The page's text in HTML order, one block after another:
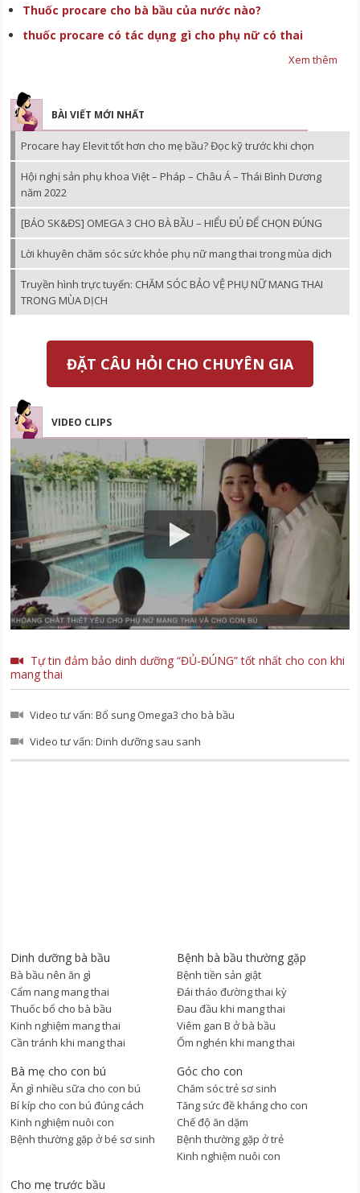
Thuốc procare cho bà bầu của nước nào?
thuốc procare có tác dụng gì cho phụ nữ có thai
Xem thêm
BÀI VIẾT MỚI NHẤT
Procare hay Elevit tốt hơn cho mẹ bầu? Đọc kỹ trước khi chọn
Hội nghị sản phụ khoa Việt – Pháp – Châu Á – Thái Bình Dương
năm 2022
[BÁO SK&ĐS] OMEGA 3 CHO BÀ BẦU – HIỂU ĐỦ ĐỂ CHỌN ĐÚNG
Lời khuyên chăm sóc sức khỏe phụ nữ mang thai trong mùa dịch
Truyền hình trực tuyến: CHĂM SÓC BẢO VỆ PHỤ NỮ MANG THAI
TRONG MÙA DỊCH
ĐẶT CÂU HỎI CHO CHUYÊN GIA
VIDEO CLIPS
Tự tin đảm bảo dinh dưỡng “ĐỦ-ĐÚNG” tốt nhất cho con khi
mang thai
Video tư vấn: Bổ sung Omega3 cho bà bầu
Video tư vấn: Dinh dưỡng sau sanh
Dinh dưỡng bà bầu
Bà bầu nên ăn gì
Cẩm nang mang thai
Thuốc bổ cho bà bầu
Kinh nghiệm mang thai
Cần tránh khi mang thai
Bệnh bà bầu thường gặp
Bệnh tiền sản giật
Đái tháo đường thai kỳ
Đau đầu khi mang thai
Viêm gan B ở bà bầu
Ốm nghén khi mang thai
Bà mẹ cho con bú
Ăn gì nhiều sữa cho con bú
Bí kíp cho con bú đúng cách
Kinh nghiệm nuôi con
Bệnh thường gặp ở bé sơ sinh
Góc cho con
Chăm sóc trẻ sơ sinh
Tăng sức đề kháng cho con
Chế độ ăn dặm
Bệnh thường gặp ở trẻ
Kinh nghiệm nuôi con
Cho mẹ trước bầu